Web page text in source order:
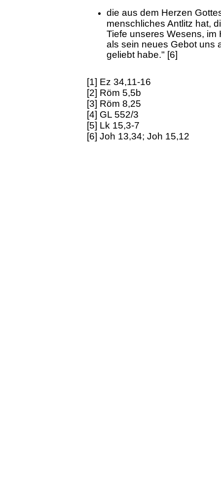
die aus dem Herzen
menschliches Antlitz hat,
Tiefe unseres Wesens, im
als sein neues Gebot uns
geliebt habe." [6]
[1] Ez 34,11-16
[2] Röm 5,5b
[3] Röm 8,25
[4] GL 552/3
[5] Lk 15,3-7
[6] Joh 13,34; Joh 15,12